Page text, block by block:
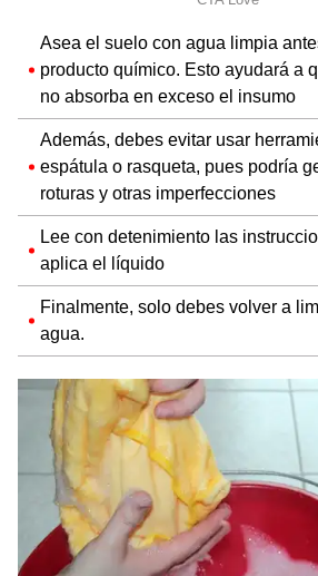
Asea el suelo con agua limpia
producto químico. Esto ayudará a
no absorba en exceso el insumo
Además, debes evitar usar
espátula o rasqueta, pues podría
roturas y otras imperfecciones
Lee con detenimiento las
aplica el líquido
Finalmente, solo debes volver a
agua.